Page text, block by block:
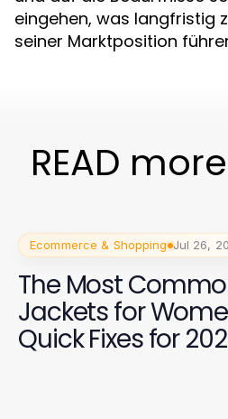
eingehen, was langfristig
seiner Marktposition
READ
Ecommerce & Shopping Jul 26,
The Most
Jackets for
Quick Fixes for